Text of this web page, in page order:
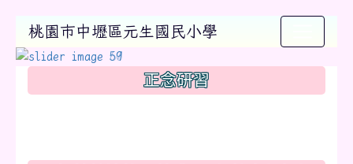
桃園市中壢區元生國民小學
正念研習